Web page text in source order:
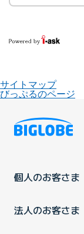
サイトマップ
びっぷるのページ
個人のお客さま
法人のお客さま